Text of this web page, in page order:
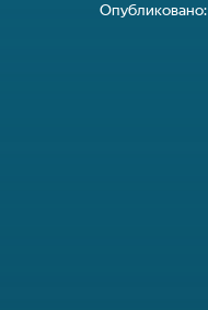
Опубликовано: